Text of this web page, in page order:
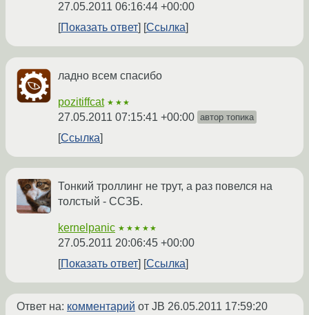
27.05.2011 06:16:44 +00:00
Показать ответ
Ссылка
ладно всем спасибо
pozitiffcat ★★★
27.05.2011 07:15:41 +00:00 автор топика
Ссылка
Тонкий троллинг не трут, а раз повелся на
толстый - ССЗБ.
kernelpanic ★★★★★
27.05.2011 20:06:45 +00:00
Показать ответ
Ссылка
Ответ на: комментарий от JB 26.05.2011 17:59:20